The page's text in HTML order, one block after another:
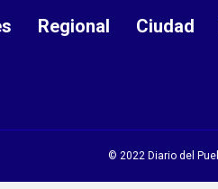
Regional Ciudad
© 2022 Diario del